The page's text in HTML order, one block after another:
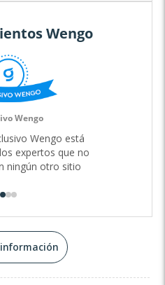
contigo en cada paso
solo encontrarás respuestas,
un espacio seguro para
me ha llevado a conectar
ahora comparto este camino
y mi capacidad de guía,
más elevado. Juntos,
El camino espiritual no
ser tu compañera
Wengo
Wengo
Wengo está
expertos que no
ningún otro sitio